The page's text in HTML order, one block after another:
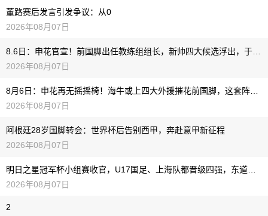
董路赛后发言引发争议：从0
2026年08月07日
2026年08月07日
2026年08月07日
阿根廷28岁国脚转会：世界杯后告别西甲，奔赴意甲新征程
2026年08月07日
2026年08月07日
2